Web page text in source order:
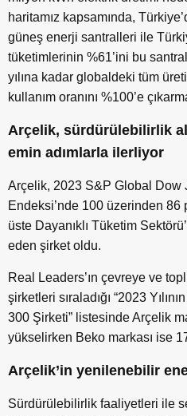
haritamız kapsamında,
güneş enerji santralleri ile
tüketimlerinin %61’ini bu
yılına kadar globaldeki tüm
kullanım oranını %100’e
Arçelik, sürdürülebilirlik
emin adımlarla ilerliyor
Arçelik, 2023 S&P Global Dow
Endeksi’nde 100 üzerinden
üste Dayanıklı Tüketim
eden şirket oldu.
Real Leaders’ın çevreye ve
şirketleri sıraladığı “2023
300 Şirketi” listesinde Arçelik
yükselirken Beko markası ise
Arçelik’in yenilenebilir
Sürdürülebilirlik faaliyetleri ile